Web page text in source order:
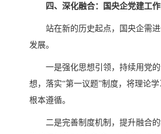
四、深化融合：国央企党建工
站在新的历史起点，国央企需
发展。
一是强化思想引领，持续用党
想，落实“第一议题”制度，将理论
根本遵循。
二是完善制度机制，提升融合